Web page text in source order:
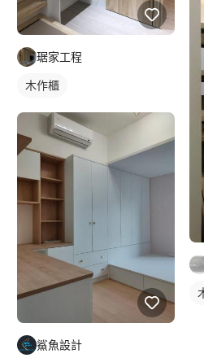
琚家工程
木作櫃
鯊魚設計